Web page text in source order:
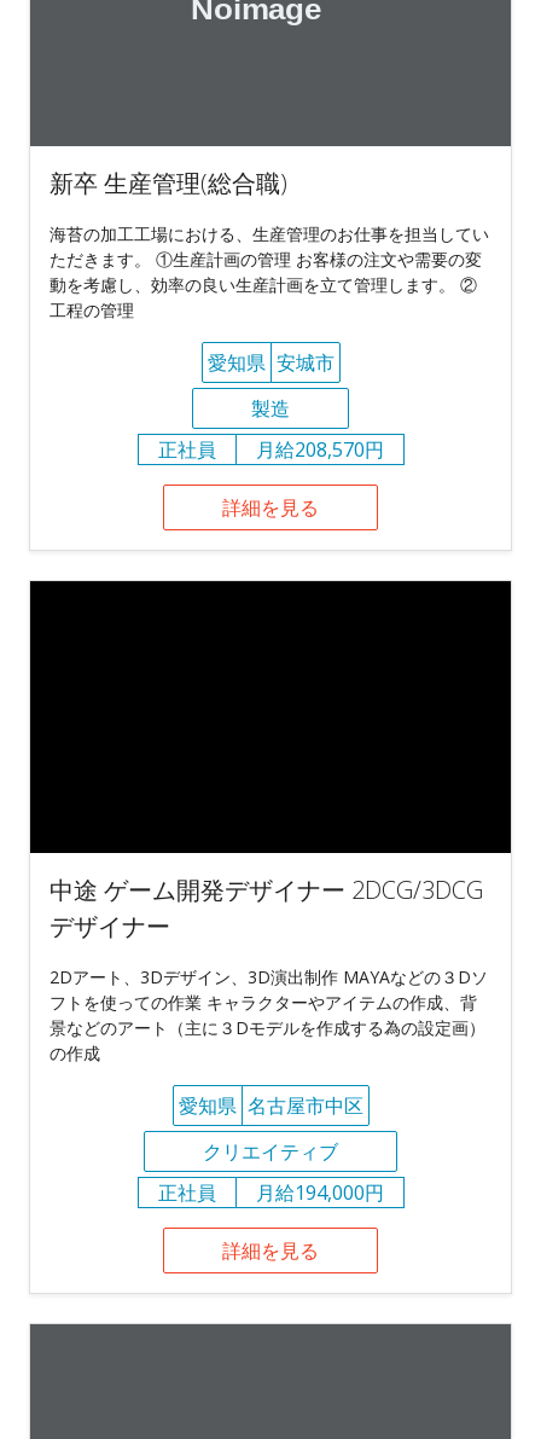
新卒 生産管理(総合職)
海苔の加工工場における、生産管理のお仕事を担当してい
ただきます。 ①生産計画の管理 お客様の注文や需要の変
動を考慮し、効率の良い生産計画を立て管理します。 ②
工程の管理
愛知県 安城市
製造
正社員
月給208,570円
詳細を見る
中途 ゲーム開発デザイナー 2DCG/3DCG
デザイナー
2Dアート、3Dデザイン、3D演出制作 MAYAなどの３Dソ
フトを使っての作業 キャラクターやアイテムの作成、背
景などのアート（主に３Dモデルを作成する為の設定画）
の作成
愛知県 名古屋市中区
クリエイティブ
正社員
月給194,000円
詳細を見る